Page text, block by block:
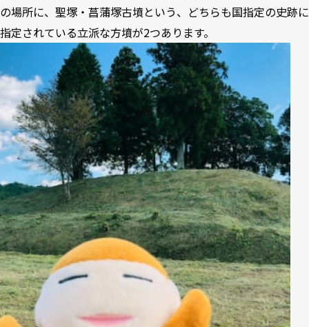
の場所に、聖塚・菖蒲塚古墳という、どちらも国指定の史跡に
指定されている立派な方墳が2つあります。